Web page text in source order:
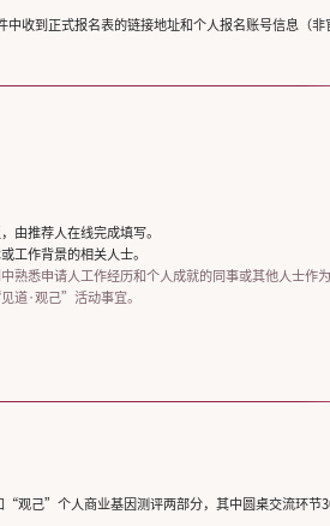
收到正式报名表的链接地址和个人报名账号信息（非
由推荐人在线完成填写。
工作背景的相关人士。
悉申请人工作经历和个人成就的同事或其他人士作为
道·观己”活动事宜。
己”个人商业基因测评两部分，其中圆桌交流环节